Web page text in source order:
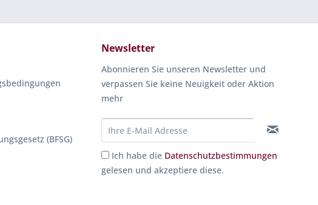
(BFSG)
Newsletter
Abonnieren Sie unseren Newsletter und
verpassen Sie keine Neuigkeit oder Aktion
mehr
Ich habe die Datenschutzbestimmungen
gelesen und akzeptiere diese.